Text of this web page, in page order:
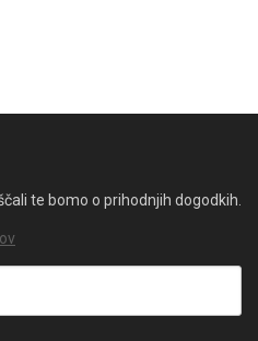
te bomo o prihodnjih dogodkih.